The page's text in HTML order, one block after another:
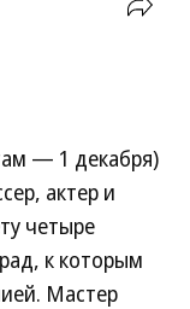
— 1 декабря)
актер и
четыре
к которым
Мастер